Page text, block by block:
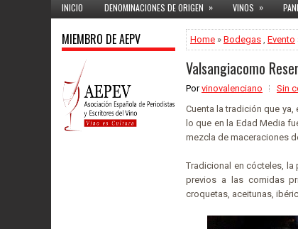
INICIO DENOMINACIONES DE ORIGEN » VINOS »
MIEMBRO DE AEPV Home » Bodegas , Evento
Valsangiacomo
Porvinovalenciano
Sin
Cuenta la tradición que ya,
lo que en la Edad Media
mezcla de maceraciones
Tradicional en cócteles, la
previos a las comidas
croquetas, aceitunas,